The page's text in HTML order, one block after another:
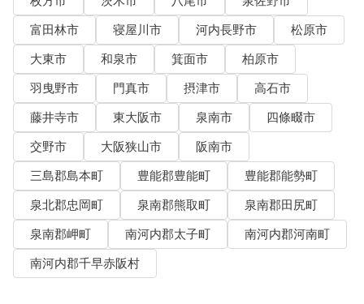
富田林市
寝屋川市 河内長野市
松原市
大東市
和泉市 箕面市
柏原市
羽曳野市
門真市 摂津市
高石市
藤井寺市
東大阪市 泉南市
四條畷市
交野市
大阪狭山市
阪南市
三島郡島本町
豊能郡豊能町
豊能郡能勢町
泉北郡忠岡町
泉南郡熊取町
泉南郡田尻町
泉南郡岬町
南河内郡太子町
南河内郡河南町
南河内郡千早赤阪村